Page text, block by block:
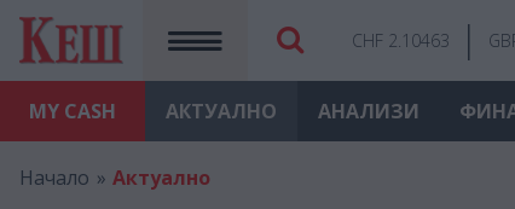
MY CASH
CHF 2.10463
АКТУАЛНО АНАЛИЗИ
Начало Актуално